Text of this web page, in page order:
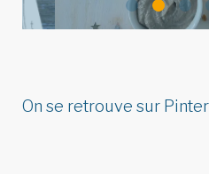
On se retrouve sur